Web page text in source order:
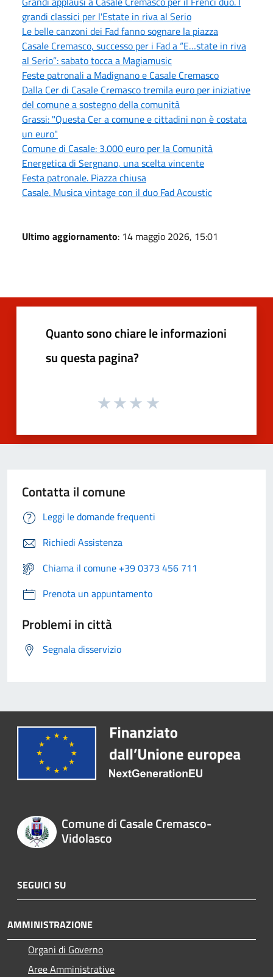
grandi classici per l'Estate in riva al Serio
Le belle canzoni dei Fad fanno sognare la piazza
Casale Cremasco, successo per i Fad a “E…state in riva
al Serio”: sabato tocca a Magiamusic
Feste patronali a Madignano e Casale Cremasco
Dalla Cer di Casale Cremasco tremila euro per iniziative
del comune a sostegno della comunità
Grassi: "Questa Cer a comune e cittadini non è costata
un euro"
Comune di Casale: 3.000 euro per la Comunità
Energetica di Sergnano, una scelta vincente
Festa patronale. Piazza chiusa
Casale. Musica vintage con il duo Fad Acoustic
Ultimo aggiornamento: 14 maggio 2026, 15:01
Quanto sono chiare le informazioni
su questa pagina?
Contatta il comune
Leggi le domande frequenti
Richiedi Assistenza
Chiama il comune +39 0373 456 711
Prenota un appuntamento
Problemi in città
Segnala disservizio
Comune di Casale Cremasco-
Vidolasco
SEGUICI SU
AMMINISTRAZIONE
Organi di Governo
Aree Amministrative